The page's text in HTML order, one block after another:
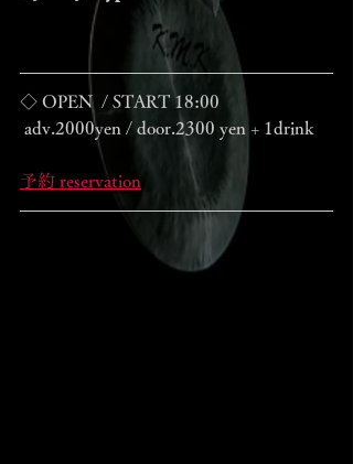
◇ OPEN  / START 18:00
adv.2000yen / door.2300 yen + 1drink
予約 reservation